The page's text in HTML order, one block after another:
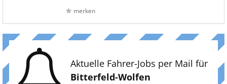
merken
Aktuelle Fahrer-Jobs per Mail für
Bitterfeld-Wolfen